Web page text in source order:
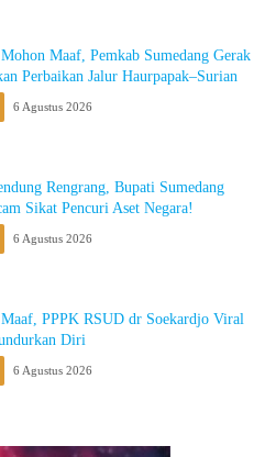
Maaf, Pemkab Sumedang Gerak
Perbaikan Jalur Haurpapak–Surian
6 Agustus 2026
Rengrang, Bupati Sumedang
Sikat Pencuri Aset Negara!
6 Agustus 2026
PPPK RSUD dr Soekardjo Viral
Diri
6 Agustus 2026